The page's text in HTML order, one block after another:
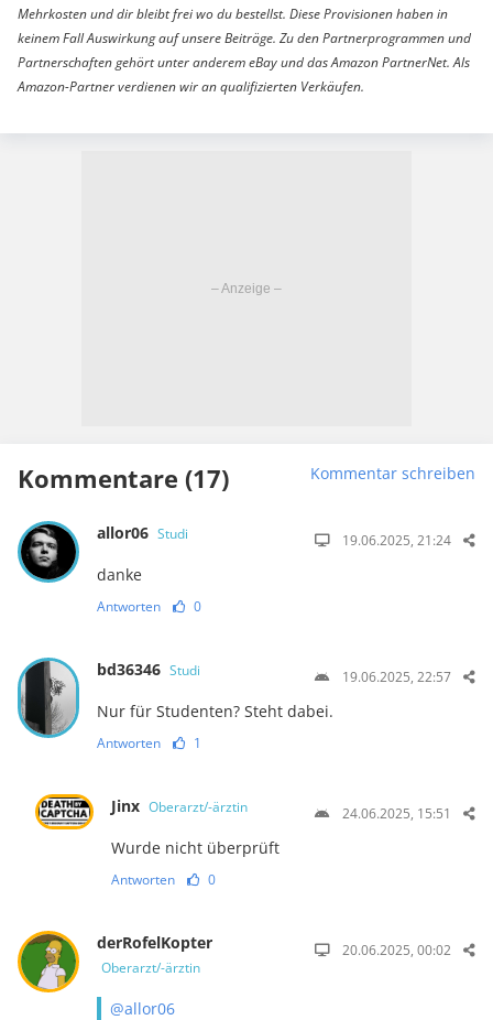
Mehrkosten und dir bleibt frei wo du bestellst. Diese Provisionen haben in
keinem Fall Auswirkung auf unsere Beiträge. Zu den Partnerprogrammen und
Partnerschaften gehört unter anderem eBay und das Amazon PartnerNet. Als
Amazon-Partner verdienen wir an qualifizierten Verkäufen.
Kommentare (17) Kommentar schreiben
allor06 Studi 19.06.2025, 21:24
danke
Antworten 0
bd36346 Studi 19.06.2025, 22:57
Nur für Studenten? Steht dabei.
Antworten 1
Jinx Oberarzt/-ärztin 24.06.2025, 15:51
Wurde nicht überprüft
Antworten 0
derRofelKopter
Oberarzt/-ärztin
20.06.2025, 00:02
@allor06